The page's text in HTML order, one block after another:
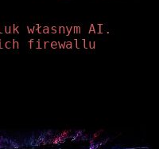
własnym AI.
firewallu